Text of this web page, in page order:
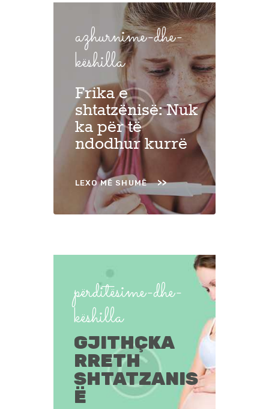
azhurnime-dhe-
këshilla
Frika e
shtatzënisë: Nuk
ka për të
ndodhur kurrë
LEXO MË SHUMË
përditësime-dhe-
këshilla
GJITHÇKA
RRETH
SHTATZANIS
Ë